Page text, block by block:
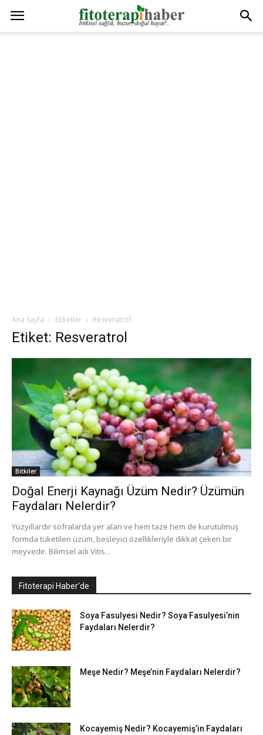
Ana Sayfa Etiketler Resveratrol
Etiket: Resveratrol
Bitkiler
Doğal Enerji Kaynağı Üzüm Nedir? Üzümün
Faydaları Nelerdir?
Yüzyıllardır sofralarda yer alan ve hem taze hem de kurutulmuş
formda tüketilen üzüm, besleyici özellikleriyle dikkat çeken bir
meyvedir. Bilimsel adı Vitis...
Fitoterapi Haber'de
Soya Fasulyesi Nedir? Soya Fasulyesi’nin
Faydaları Nelerdir?
Meşe Nedir? Meşe’nin Faydaları Nelerdir?
Kocayemiş Nedir? Kocayemiş’in Faydaları